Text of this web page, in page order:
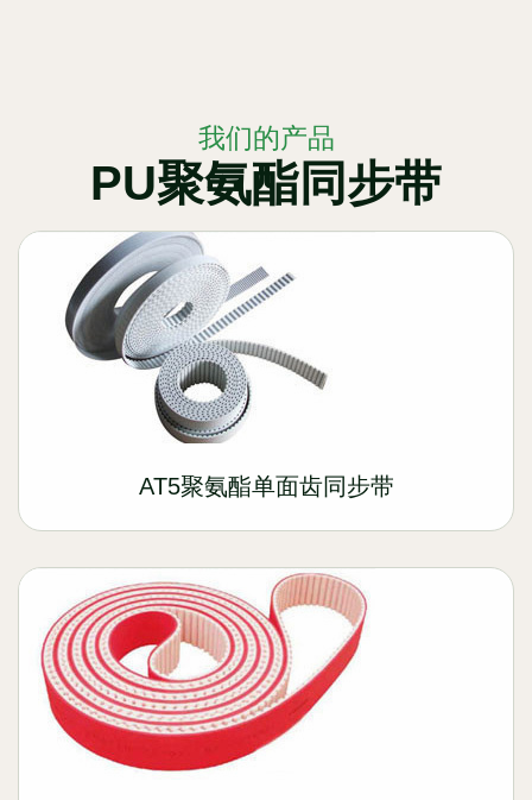
我们的产品
PU聚氨酯同步带
AT5聚氨酯单面齿同步带